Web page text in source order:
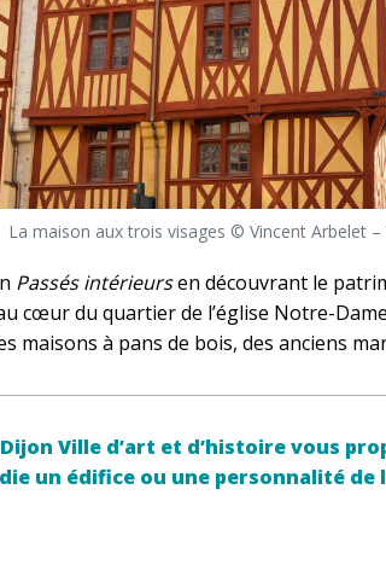
La maison aux trois visages © Vincent Arbelet –
Passés intérieursen découvrant le
cœur du quartier de l’église Notre-
maisons à pans de bois, des anciens
Ville d’art et d’histoire vous
un édifice ou une personnalité de